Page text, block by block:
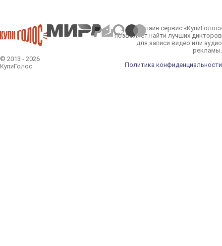
© 2013 - 2026
КупиГолос
Онлайн сервис «КупиГолос»
позволяет найти лучших дикторов
для записи видео или аудио
рекламы.
Политика конфиденциальности